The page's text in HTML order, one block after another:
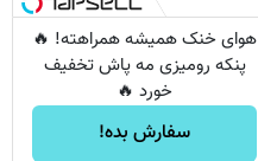
هوای خنک همیشه همراهته! 🔥
پنکه رومیزی مه پاش تخفیف
خورد 🔥
سفارش بده!